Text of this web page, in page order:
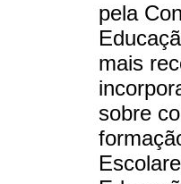
pela
mais
sobre